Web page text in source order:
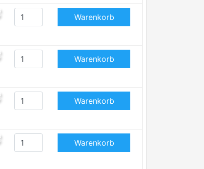
Warenkorb
Warenkorb
Warenkorb
Warenkorb